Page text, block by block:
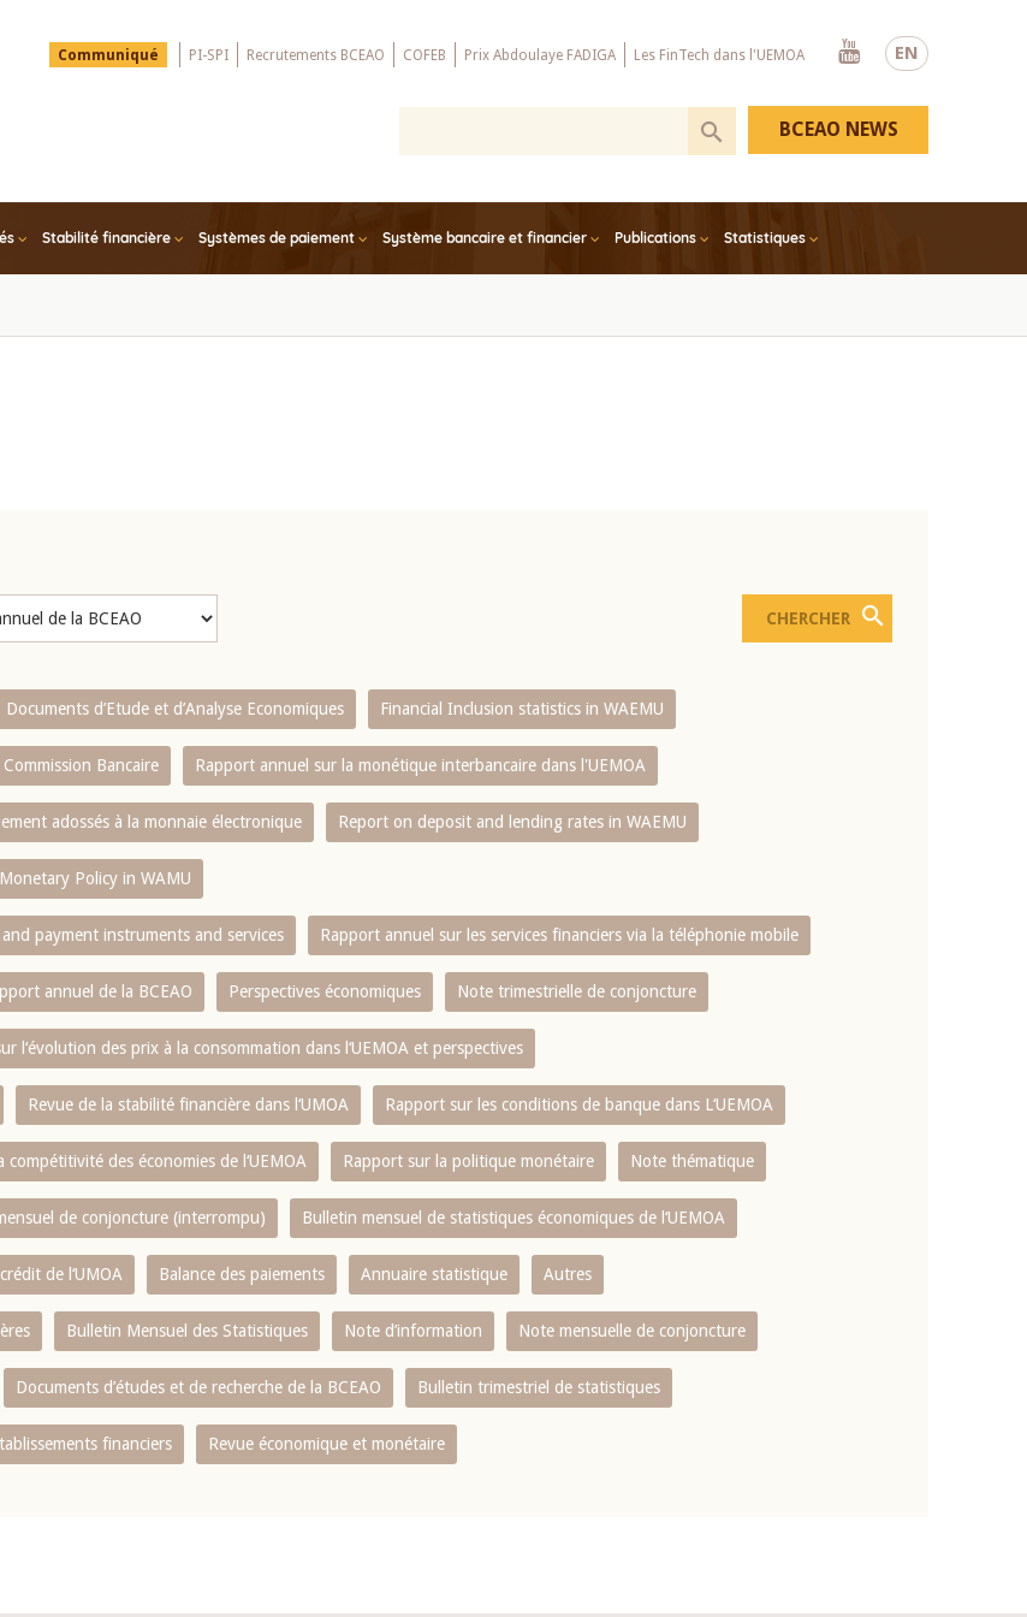
EN
Menu
Top
Communiqué PI-SPI Recrutements BCEAO COFEB Prix Abdoulaye FADIGA Les FinTech dans l'UEMOA
Youtube
Stabilité financière Systèmes de paiement Système bancaire et financier Publications Statistiques
BCEAO NEWS
Documents d’Etude et d’Analyse Economiques Financial Inclusion statistics in WAEMU
Bancaire Rapport annuel sur la monétique interbancaire dans l'UEMOA
adossés à la monnaie électronique Report on deposit and lending rates in WAEMU
Policy in WAMU
payment instruments and services Rapport annuel sur les services financiers via la téléphonie mobile
annuel de la BCEAO Perspectives économiques Note trimestrielle de conjoncture
l‘évolution des prix à la consommation dans l‘UEMOA et perspectives
Revue de la stabilité financière dans l‘UMOA Rapport sur les conditions de banque dans L‘UEMOA
compétitivité des économies de l‘UEMOA Rapport sur la politique monétaire Note thématique
de conjoncture (interrompu) Bulletin mensuel de statistiques économiques de l‘UEMOA
de l‘UMOA Balance des paiements Annuaire statistique Autres
Bulletin Mensuel des Statistiques Note d’information Note mensuelle de conjoncture
Documents d’études et de recherche de la BCEAO Bulletin trimestriel de statistiques
financiers Revue économique et monétaire